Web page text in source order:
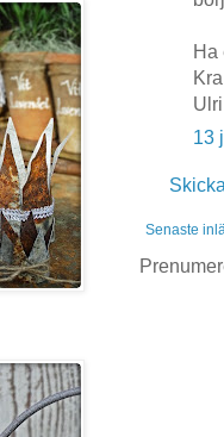
Ha
13
Senaste